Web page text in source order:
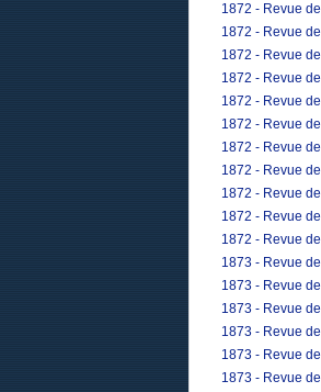
1872 - Revue
1872 - Revue
1872 - Revue
1872 - Revue
1872 - Revue
1872 - Revue
1872 - Revue
1872 - Revue
1872 - Revue
1872 - Revue
1872 - Revue
1873 - Revue
1873 - Revue
1873 - Revue
1873 - Revue
1873 - Revue
1873 - Revue